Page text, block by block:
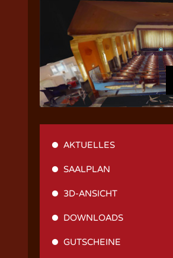
AKTUELLES
SAALPLAN
3D-ANSICHT
DOWNLOADS
GUTSCHEINE